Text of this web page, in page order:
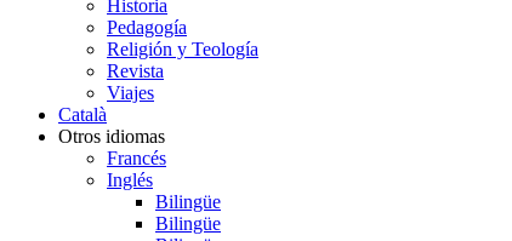
Historia
Pedagogía
Religión y Teología
Revista
Viajes
Català
Otros idiomas
Francés
Inglés
Bilingüe
Bilingüe